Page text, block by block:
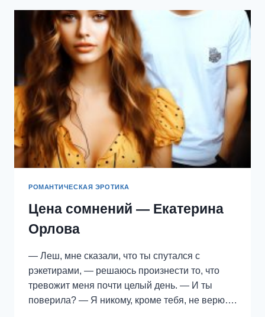
ЕКАТЕРИНА
ОРЛОВА
РОМАНТИЧЕСКАЯ ЭРОТИКА
Цена сомнений — Екатерина
Орлова
— Леш, мне сказали, что ты спутался с
рэкетирами, — решаюсь произнести то, что
тревожит меня почти целый день. — И ты
поверила? — Я никому, кроме тебя, не верю….